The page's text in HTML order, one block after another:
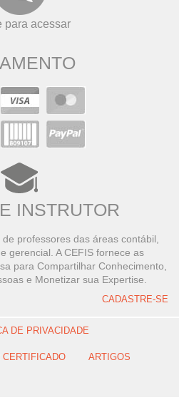
para acessar
INSTRUTOR
professores das áreas contábil,
gerencial. A CEFIS fornece as
para Compartilhar Conhecimento,
e Monetizar sua Expertise.
CADASTRE-SE
DE PRIVACIDADE
CERTIFICADO ARTIGOS